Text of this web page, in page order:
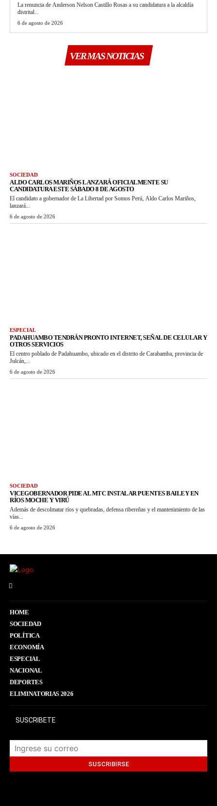
La renuncia de Anderson Nelson Castillo Rosas a su candidatura a la alcaldía
distrital...
6 de agosto de 2026
VER MAS NOTICIAS
SOCIEDAD
ALDO CARLOS MARIÑOS LANZARÁ OFICIALMENTE SU
CANDIDATURA ESTE SÁBADO 8 DE AGOSTO
El candidato a gobernador de La Libertad por Somos Perú, Aldo Carlos Mariños,
lanzará...
6 de agosto de 2026
ESPECIAL
PADAHUAMBO TENDRÁN PRONTO INTERNET, SEÑAL DE CELULAR Y
OTROS SERVICIOS
El centro poblado de Padahuambo, ubicado en el distrito de Carabamba, provincia de
Julcán,...
6 de agosto de 2026
SOCIEDAD
VICEGOBERNADOR PIDE AL MTC INSTALAR PUENTES BAILEY EN
RÍOS MOCHE Y VIRÚ
Además de descolmatar ríos y quebradas, defensa ribereñas y el mantenimiento de las
vías...
6 de agosto de 2026
HOME
SOCIEDAD
POLÍTICA
ECONOMÍA
ESPECIAL
NACIONAL
DEPORTES
ELIMINATORIAS 2026
SUSCRIBETE